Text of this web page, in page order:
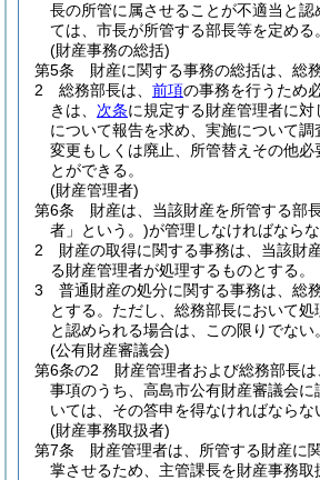
長の所管に属させることが不適当と
ては、市長が所管する部長等を定める。
(財産事務の総括)
第5条
財産に関する事務の総括は、総
2
総務部長は、 前項の事務を行うため
きは、 次条に規定する財産管理者に対
について報告を求め、実施について
変更もしくは廃止、所管替えその他必
とができる。
(財産管理者)
第6条
財産は、当該財産を所管する部
者」という。)が管理しなければならな
2
財産の取得に関する事務は、当該財
る財産管理者が処理するものとする。
3
普通財産の処分に関する事務は、総
とする。 ただし、総務部長において処
と認められる場合は、この限りでない。
(公有財産審議会)
第6条の2
財産管理者および総務部長は
事項のうち、高島市公有財産審議会に
いては、その答申を得なければならな
(財産事務取扱者)
第7条
財産管理者は、所管する財産に
掌させるため、主管課長を財産事務